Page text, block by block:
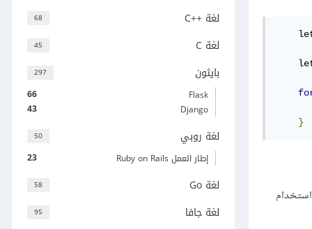
}
نفسه في لغات البرمجة التي لا تستخدم المكررات في مكتبتها القياسية وذلك عن طريق البدء بالمتغير من الدليل‏ 0 واستخدام
68 لغة C++‎
45 لغة C
297 بايثون
66
Flask
43
Django
50 لغة روبي
23 إطار العمل Ruby on Rails
58 لغة Go
95 لغة جافا